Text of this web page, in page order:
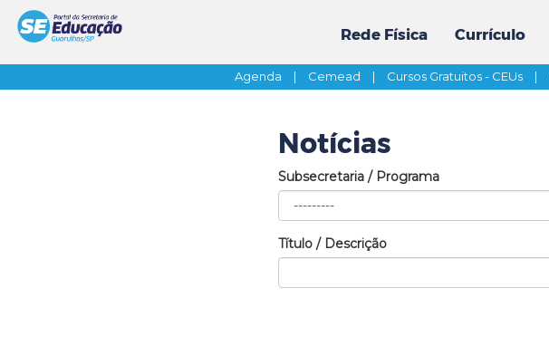
Rede Física Currículo
Agenda | Cemead | Cursos Gratuitos - CEUs |
Notícias
Subsecretaria / Programa
Título / Descrição